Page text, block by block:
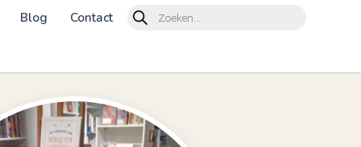
Blog Contact
Products
search